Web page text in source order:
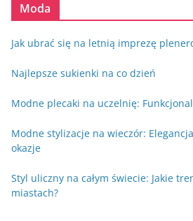
Moda
Jak ubrać się na letnią imprezę
Najlepsze sukienki na co dzień
Modne plecaki na uczelnię:
Modne stylizacje na wieczór:
okazje
Styl uliczny na całym świecie: Jakie
miastach?